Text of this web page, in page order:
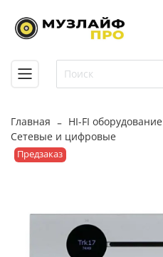
Главная HI-FI оборудование
Сетевые и цифровые
Предзаказ